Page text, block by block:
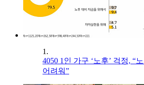
1.
4050 1인 가구 ‘노후’ 걱정, “
어려워”